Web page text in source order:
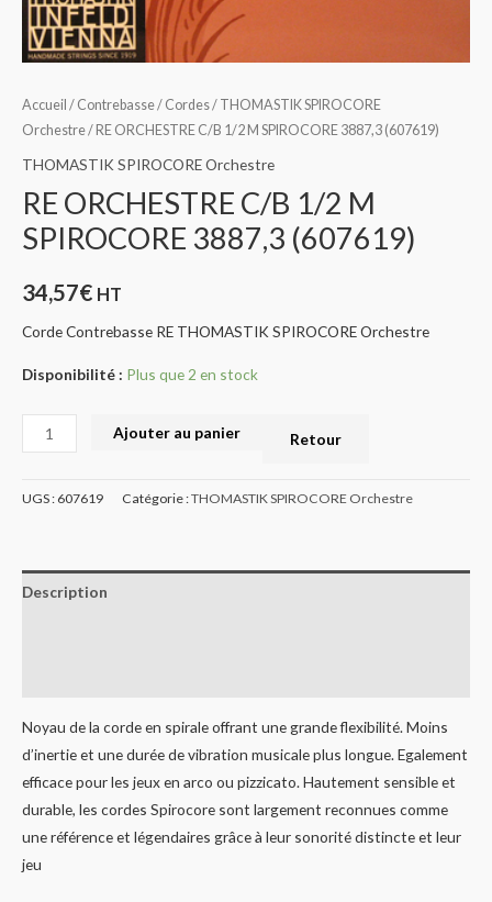
Accueil / Contrebasse/ Cordes/ THOMASTIK SPIROCORE
Orchestre/ RE ORCHESTRE C/B 1/2 M SPIROCORE 3887,3 (607619)
THOMASTIK SPIROCORE Orchestre
RE ORCHESTRE C/B 1/2 M
SPIROCORE 3887,3 (607619)
34,57€ HT
Corde Contrebasse RE THOMASTIK SPIROCORE Orchestre
Disponibilité : Plus que 2 en stock
Ajouter au panier Retour
UGS : 607619 Catégorie :THOMASTIK SPIROCORE Orchestre
Description
Noyau de la corde en spirale offrant une grande flexibilité. Moins
d’inertie et une durée de vibration musicale plus longue. Egalement
efficace pour les jeux en arco ou pizzicato. Hautement sensible et
durable, les cordes Spirocore sont largement reconnues comme
une référence et légendaires grâce à leur sonorité distincte et leur
jeu